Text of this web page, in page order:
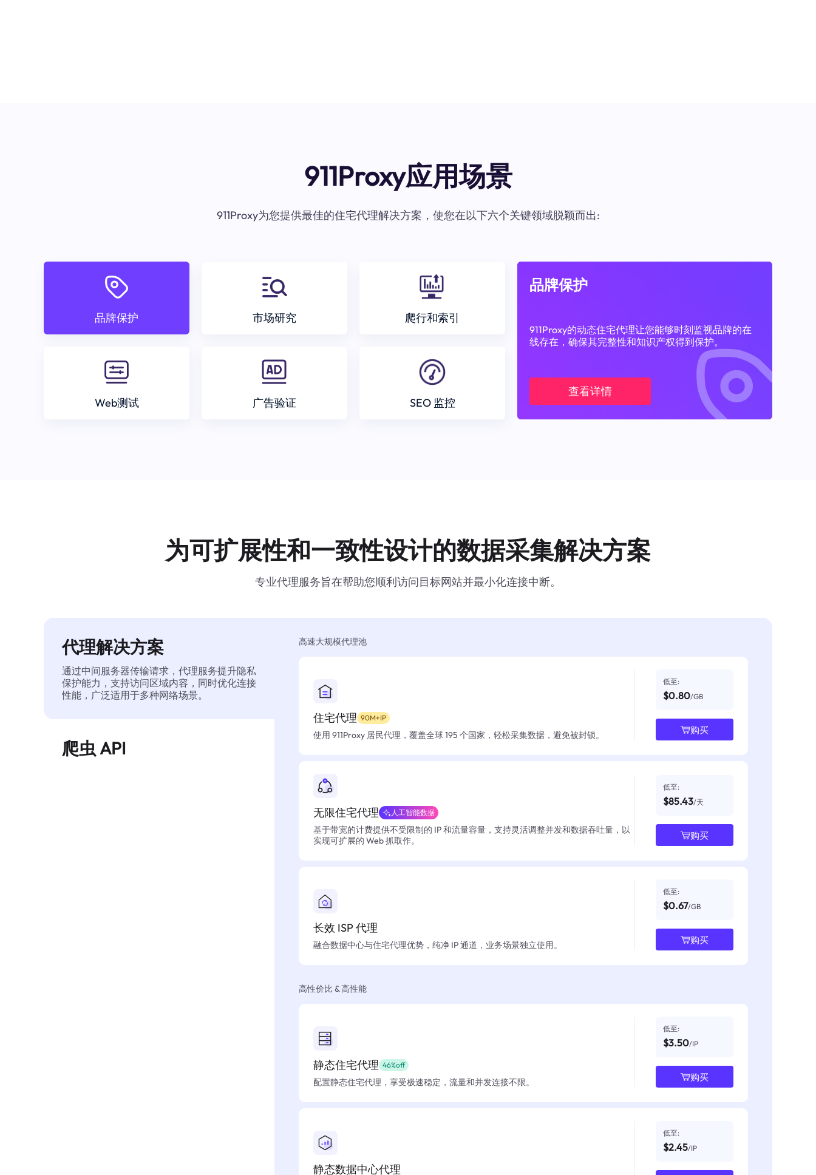
911Proxy应用场景
911Proxy为您提供最佳的住宅代理解决方案，使您在以下六个关键领域脱颖而出:
品牌保护 市场研究 爬行和索引
Web测试 广告验证 SEO 监控
品牌保护
911Proxy的动态住宅代理让您能够时刻监视品牌的在
线存在，确保其完整性和知识产权得到保护。
查看详情
为可扩展性和一致性设计的数据采集解决方案
专业代理服务旨在帮助您顺利访问目标网站并最小化连接中断。
代理解决方案
通过中间服务器传输请求，代理服务提升隐私
保护能力，支持访问区域内容，同时优化连接
性能，广泛适用于多种网络场景。
爬虫 API
高速大规模代理池
住宅代理 90M+IP
使用 911Proxy 居民代理，覆盖全球 195 个国家，轻松采集数据，避免被封锁。
低至:
$0.80/GB
购买
无限住宅代理 人工智能数据
基于带宽的计费提供不受限制的 IP 和流量容量，支持灵活调整并发和数据吞吐量，以
实现可扩展的 Web 抓取作。
低至:
$85.43/天
购买
长效 ISP 代理
融合数据中心与住宅代理优势，纯净 IP 通道，业务场景独立使用。
低至:
$0.67/GB
购买
高性价比 & 高性能
静态住宅代理 46%off
配置静态住宅代理，享受极速稳定，流量和并发连接不限。
低至:
$3.50/IP
购买
静态数据中心代理
低至:
$2.45/IP